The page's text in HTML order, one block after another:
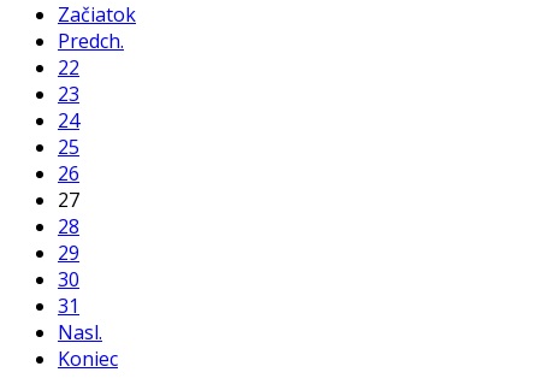
Začiatok
Predch.
22
23
24
25
26
27
28
29
30
31
Nasl.
Koniec